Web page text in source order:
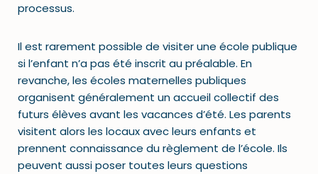
processus.
Il est rarement possible de visiter une école publique
si l’enfant n’a pas été inscrit au préalable. En
revanche, les écoles maternelles publiques
organisent généralement un accueil collectif des
futurs élèves avant les vacances d’été. Les parents
visitent alors les locaux avec leurs enfants et
prennent connaissance du règlement de l’école. Ils
peuvent aussi poser toutes leurs questions